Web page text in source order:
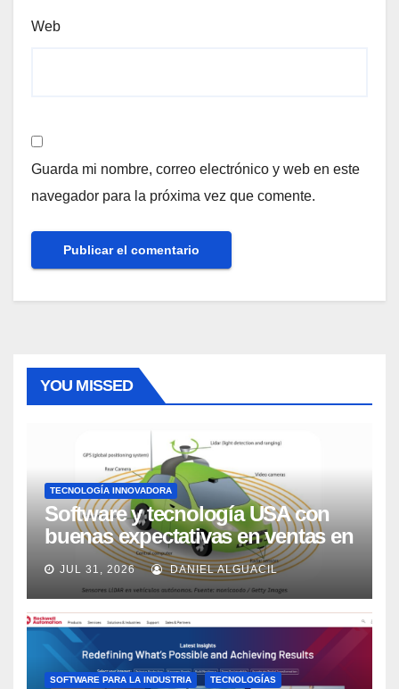
Web
Guarda mi nombre, correo electrónico y web en este
navegador para la próxima vez que comente.
YOU MISSED
TECNOLOGÍA INNOVADORA
Software y tecnología USA con
buenas expectativas en ventas en
los próximos 2 años, según
Market Watch
JUL 31, 2026 DANIEL ALGUACIL
SOFTWARE PARA LA INDUSTRIA TECNOLOGÍAS